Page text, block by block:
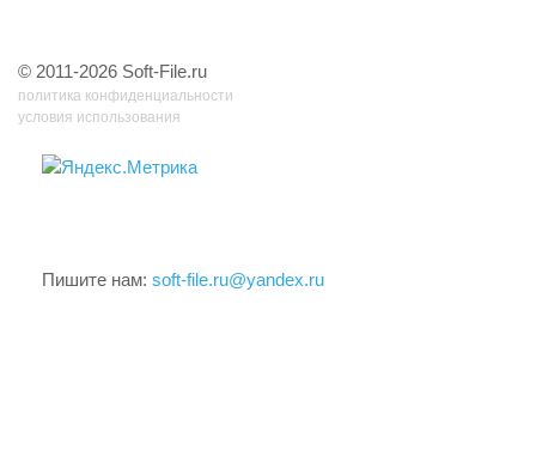
© 2011-2026 Soft-File.ru
политика конфиденциальности
условия использования
Пишите нам: soft-file.ru@yandex.ru